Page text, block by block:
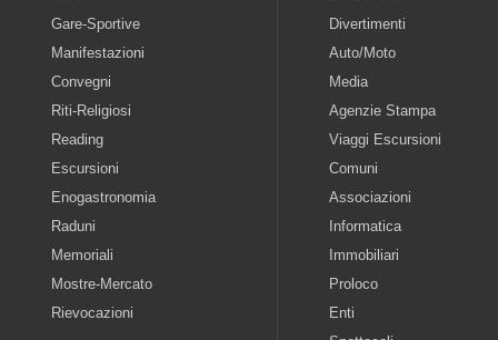
Gare-Sportive
Manifestazioni
Convegni
Riti-Religiosi
Reading
Escursioni
Enogastronomia
Raduni
Memoriali
Mostre-Mercato
Rievocazioni
Divertimenti
Auto/Moto
Media
Agenzie Stampa
Viaggi Escursioni
Comuni
Associazioni
Informatica
Immobiliari
Proloco
Enti